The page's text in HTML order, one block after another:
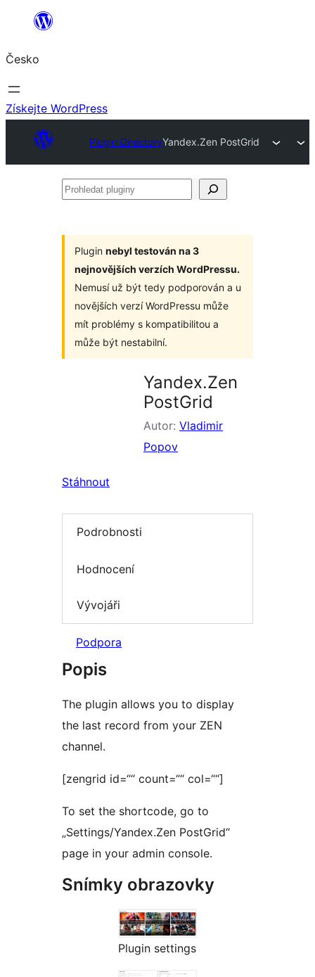
Přeskočit
obsah
Česko
Získejte WordPress
Plugin DirectoryYandex.Zen PostGrid
Prohledat
Plugin nebyl testován na 3
nejnovějších verzích WordPressu.
Nemusí už být tedy podporován a u
novějších verzí WordPressu může
mít problémy s kompatibilitou a
může být nestabilní.
Yandex.Zen
PostGrid
Autor: Vladimir
Popov
Stáhnout
Podrobnosti
Hodnocení
Vývojáři
Podpora
Popis
The plugin allows you to display
the last record from your ZEN
channel.
[zengrid id=““ count=““ col=““]
To set the shortcode, go to
„Settings/Yandex.Zen PostGrid“
page in your admin console.
Snímky obrazovky
Plugin settings